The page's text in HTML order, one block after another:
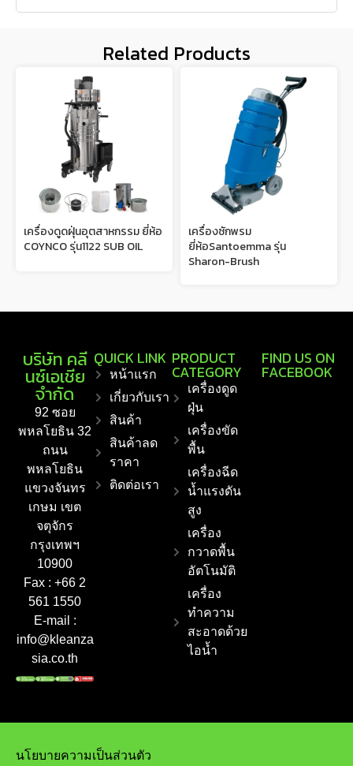
Related Products
เครื่องดูดฝุ่นอุตสาหกรรม ยี่ห้อ
COYNCO รุ่น1122 SUB OIL
เครื่องซักพรม
ยี่ห้อSantoemma รุ่น
Sharon-Brush
บริษัท คลี
นซ์เอเชีย
จำกัด
92 ซอย
พหลโยธิน 32
ถนน
พหลโยธิน
แขวงจันทร
เกษม เขต
จตุจักร
กรุงเทพฯ
10900
Fax : +66 2
561 1550
E-mail :
info@kleanza
sia.co.th
QUICK LINK
หน้าแรก
เกี่ยวกับเรา
สินค้า
สินค้าลด
ราคา
ติดต่อเรา
PRODUCT
CATEGORY
เครื่องดูด
ฝุ่น
เครื่องขัด
พื้น
เครื่องฉีด
น้ำแรงดัน
สูง
เครื่อง
กวาดพื้น
อัตโนมัติ
เครื่อง
ทำความ
สะอาดด้วย
ไอน้ำ
FIND US ON
FACEBOOK
นโยบายความเป็นส่วนตัว